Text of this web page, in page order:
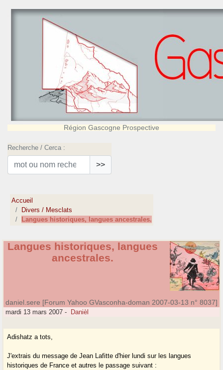
Région Gascogne Prospective
Recherche / Cerca :
>>
Accueil
Divers / Mesclats
Langues historiques, langues ancestrales.
Langues historiques, langues
ancestrales.
daniel.sere [Forum Yahoo GVasconha-doman 2007-03-13 n° 8037]
mardi 13 mars 2007 - Danièl
Adishatz a tots,
J'extrais du message de Jean Lafitte d'hier lundi sur les langues
historiques de France et autres le passage suivant :